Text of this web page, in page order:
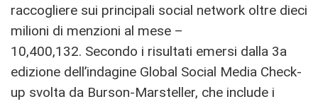
raccogliere sui principali social network oltre dieci
milioni di menzioni al mese –
10,400,132. Secondo i risultati emersi dalla 3a
edizione dell’indagine Global Social Media Check-
up svolta da Burson-Marsteller, che include i